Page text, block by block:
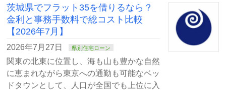
茨城県でフラット35を借りるなら？
金利と事務手数料で総コスト比較
【2026年7月】
2026年7月27日 県別住宅ローン
関東の北東に位置し、海も山も豊かな自然
に恵まれながら東京への通勤も可能なベッ
ドタウンとして、人口が全国でも上位に入